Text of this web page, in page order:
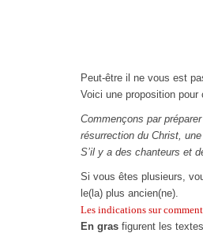
Peut-être il ne vous est
Voici une proposition pour
Commençons par
résurrection du Christ,
S’il y a des chanteurs et
Si vous êtes plusieurs,
le(la) plus ancien(ne).
Les indications sur
En gras figurent les